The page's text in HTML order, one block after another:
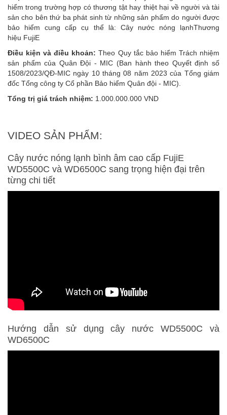
hiểm trong trường hợp có thương tật hay thiệt hại về người và tài
sản cho bên thứ ba phát sinh từ những sản phẩm do người được
bảo hiểm cung cấp cụ thể là: Cây nước nóng lạnhThương
hiệu FujiE
Điều kiện và điều khoản: Theo Quy tắc bảo hiểm Trách nhiệm
sản phẩm của Quân Đội - MIC (Ban hành theo Quyết định số
1508/2023/QĐ-MIC ngày 10 tháng 08 năm 2023 của Tổng giám
đốc Tổng công ty Cổ phần Bảo hiểm Quân đội - MIC).
Tổng trị giá trách nhiệm: 1.000.000.000 VND
VIDEO SẢN PHẨM:
Cây nước nóng lạnh bình âm cao cấp FujiE
WD5500C và WD6500C sang trọng hiện đại trên
từng chi tiết
Hướng dẫn sử dụng cây nước WD5500C và
WD6500C